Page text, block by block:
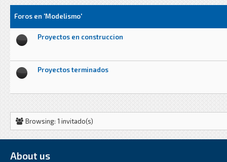
Foros en 'Modelismo'
Proyectos en construccion
Proyectos terminados
Browsing: 1 invitado(s)
About us